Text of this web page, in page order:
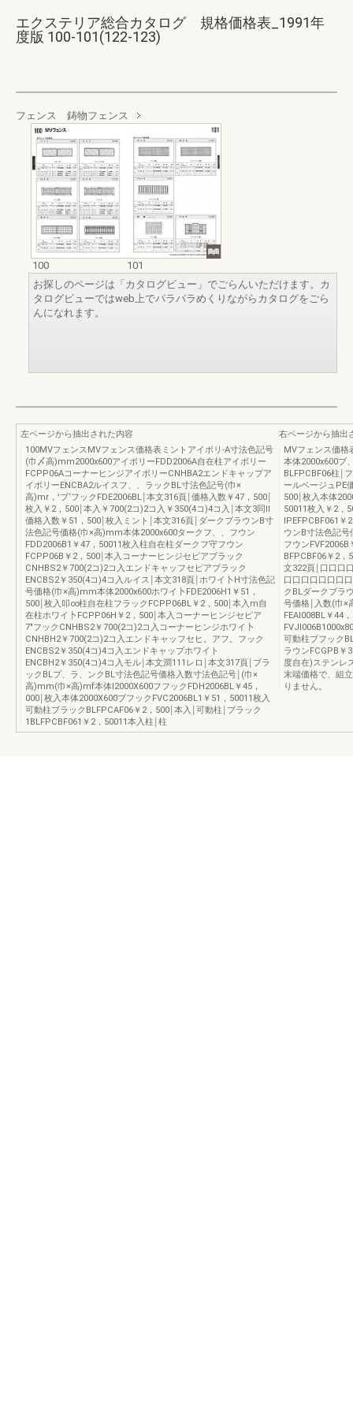
エクステリア総合カタログ 規格価格表_1991年
度版 100-101(122-123)
フェンス 鋳物フェンス
100
101
お探しのページは「カタログビュー」でごらんいただけます。カ
タログビューではweb上でパラパラめくりながらカタログをごら
んになれます。
左ページから抽出された内容
100MVフェンスMVフェンス価格表ミントアイボリ-A寸法色記号
(巾〆高)mm2000x600アイボリーFDD2006A自在柱アイボリー
FCPP06AコーナーヒンジアイボリーCNHBA2エンドキャップア
イボリーENCBA2ルイスフ、、ラックBL寸法色記号(巾×
高)mr，'ブ‘フックFDE2006BL￨本文316頁￨価格入数￥47，500￨
枚入￥2，500￨本入￥700(2コ)2コ入￥350(4コ)4コ入￨本文3同II
価格入数￥51，500￨枚入ミント￨本文316頁￨ダークブラウンB寸
法色記号価格(巾×高)mm本体2000x600タークフ、、フウン
FDD2006B1￥47，50011枚入柱自在柱ダークフ守フウン
FCPP06B￥2，500￨本入コーナーヒンジセピアブラック
CNHBS2￥700(2コ)2コ入エンドキャッフセピアブラック
ENCBS2￥350(4コ)4コ入ルイス￨本文318頁￨ホワイ卜H寸法色記
号価格(巾×高)mm本体2000x600ホワイ卜FDE2006H1￥51，
500￨枚入叩∞柱自在柱フラックFCPP06BL￥2，500￨本入m自
在柱ホワイ卜FCPP06H￥2，500￨本入コーナーヒンジセピア
7"フックCNHBS2￥700(2コ)2コ入コーナーヒンジホワイ卜
CNHBH2￥700(2コ)2コ入エンドキャッフセヒ。アフ。フック
ENCBS2￥350(4コ)4コ入エンドキャップホワイト
ENCBH2￥350(4コ)4コ入モル￨本文澗111レロ￨本文317頁￨ブラ
ックBLプ、ラ、ンクBL寸法色記号価格入数寸法色記号￨(巾×
高)mm(巾×高)mf本体I2000X600フフックFDH2006BL￥45，
000￨枚入本体2000X600ブフックFVC2006BL1￥51，50011枚入
可動柱ブラックBLFPCAF06￥2，500￨本入￨可動柱￨ブラック
1BLFPCBF061￥2，50011本入柱￨柱
右ページから抽出
MVフェンス価
本体2000x600ブ
BLFPCBF06柱￨
ールベージュPE
500￨枚入本体
50011枚入￥2，
IPEFPCBF061￥
ウンB寸法色記
フウン
BFPCBF06￥2，
文322頁￨口口口
口口口口口口口
クBLダークブラ
号価格￨入数(巾×
FEAI008BL￥44
可動柱ブフック
ラウンFCGPB￥
度自在)ステンレ
末端価格で、組
りません。